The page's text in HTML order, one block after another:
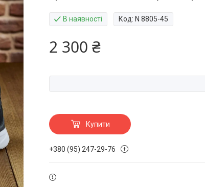
В наявності Код: N 8805-45
2 300 ₴
Купити
+380 (95) 247-29-76